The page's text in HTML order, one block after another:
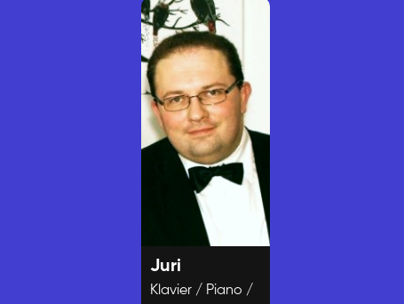
Juri
Klavier / Piano /